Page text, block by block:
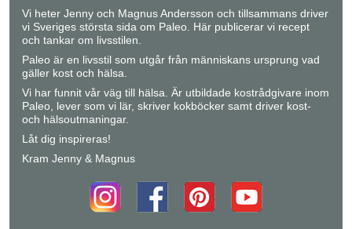
Vi heter Jenny och Magnus Andersson och tillsammans driver
vi Sveriges största sida om Paleo. Här publicerar vi recept
och tankar om livsstilen.
Paleo är en livsstil som utgår från människans ursprung vad
gäller kost och hälsa.
Vi har funnit vår väg till hälsa. Är utbildade kostrådgivare inom
Paleo, lever som vi lär, skriver kokböcker samt driver kost-
och hälsoutmaningar.
Låt dig inspireras!
Kram Jenny & Magnus